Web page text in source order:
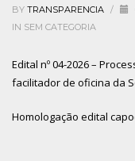
BY TRANSPARENCIA /
IN SEM CATEGORIA
Edital nº 04-2026 –
facilitador de oficina da
Homologação edital